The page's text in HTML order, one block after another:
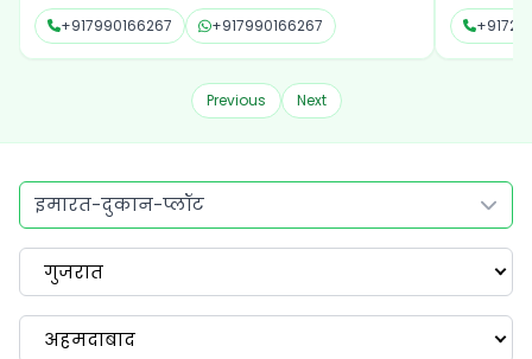
+917202021031 +917202021031
Previous Next
इमारत-दुकान-प्लॉट
गुजरात
अहमदाबाद